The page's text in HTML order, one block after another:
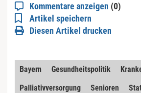
Kommentare anzeigen (0)
Artikel speichern
Diesen Artikel drucken
Bayern Gesundheitspolitik
Palliativversorgung
Senioren